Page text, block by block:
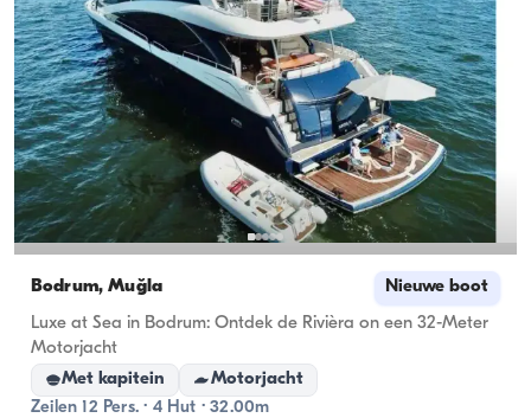
Bodrum, Muğla Nieuwe boot
Luxe at Sea in Bodrum: Ontdek de Rivièra on een 32-Meter
Motorjacht
Met kapitein
Motorjacht
Zeilen 12 Pers. · 4 Hut · 32.00m